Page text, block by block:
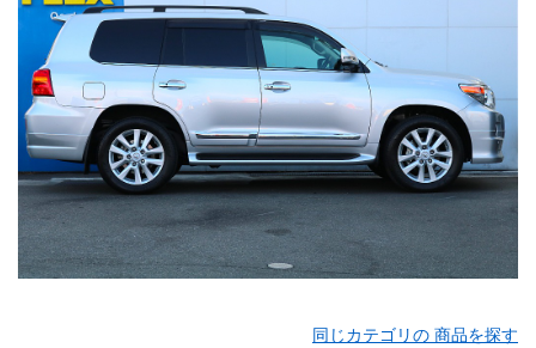
同じカテゴリの 商品を探す